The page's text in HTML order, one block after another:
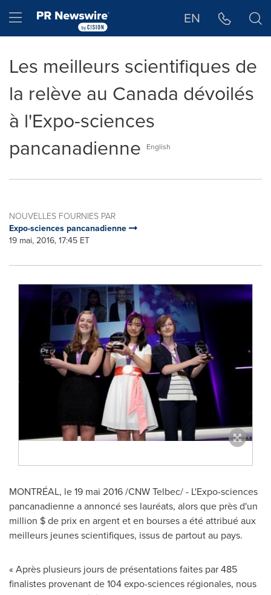
Hamburger menu EN
Les meilleurs scientifiques de
la relève au Canada dévoilés
à l'Expo-sciences
pancanadienne
English
NOUVELLES FOURNIES PAR
Expo-sciences pancanadienne
19 mai, 2016, 17:45 ET
MONTRÉAL, le 19 mai 2016 /CNW Telbec/ - L'Expo-sciences
pancanadienne a annoncé ses lauréats, alors que près d'un
million $ de prix en argent et en bourses a été attribué aux
meilleurs jeunes scientifiques, issus de partout au pays.
« Après plusieurs jours de présentations faites par 485
finalistes provenant de 104 expo-sciences régionales, nous